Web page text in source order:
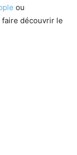
ou
faire découvrir le